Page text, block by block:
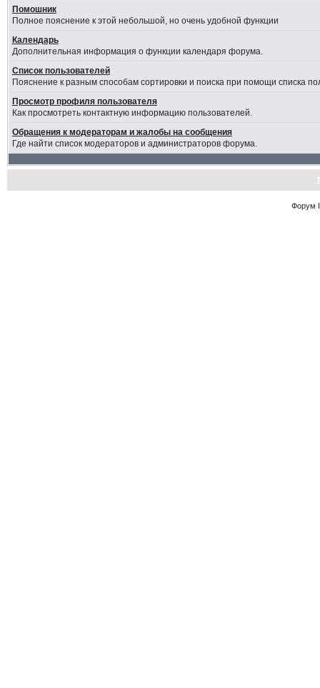
Помошник
Полное пояснение к этой небольшой, но очень удобной функции
Календарь
Дополнительная информация о функции календаря форума.
Список пользователей
Пояснение к разным способам сортировки и поиска при помощи списка
Просмотр профиля пользователя
Как просмотреть контактную информацию пользователей.
Обращения к модераторам и жалобы на сообщения
Где найти список модераторов и администраторов форума.
Форум